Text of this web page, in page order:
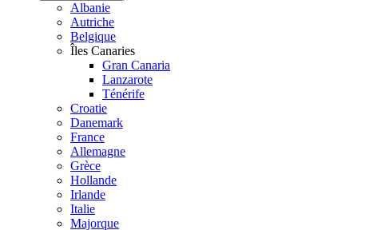
Albanie
Autriche
Belgique
Îles Canaries
Gran Canaria
Lanzarote
Ténérife
Croatie
Danemark
France
Allemagne
Grèce
Hollande
Irlande
Italie
Majorque